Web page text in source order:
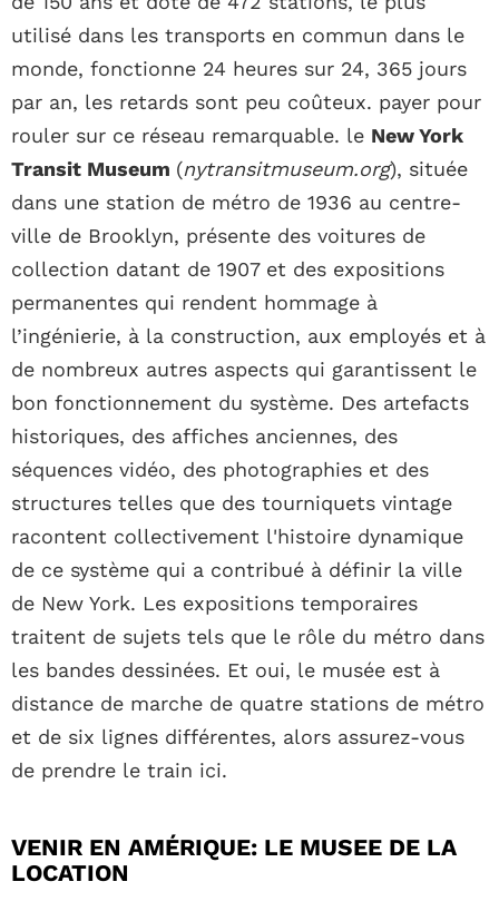
utilisé dans les transports en commun dans le
monde, fonctionne 24 heures sur 24, 365 jours
par an, les retards sont peu coûteux. payer pour
rouler sur ce réseau remarquable. le New York
Transit Museum (nytransitmuseum.org), située
dans une station de métro de 1936 au centre-
ville de Brooklyn, présente des voitures de
collection datant de 1907 et des expositions
permanentes qui rendent hommage à
l’ingénierie, à la construction, aux employés et à
de nombreux autres aspects qui garantissent le
bon fonctionnement du système. Des artefacts
historiques, des affiches anciennes, des
séquences vidéo, des photographies et des
structures telles que des tourniquets vintage
racontent collectivement l'histoire dynamique
de ce système qui a contribué à définir la ville
de New York. Les expositions temporaires
traitent de sujets tels que le rôle du métro dans
les bandes dessinées. Et oui, le musée est à
distance de marche de quatre stations de métro
et de six lignes différentes, alors assurez-vous
de prendre le train ici.
VENIR EN AMÉRIQUE: LE MUSEE DE LA
LOCATION